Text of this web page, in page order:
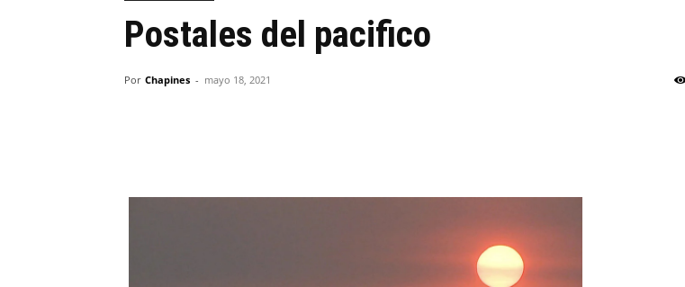
Postales del pacifico
Por Chapines - mayo 18, 2021